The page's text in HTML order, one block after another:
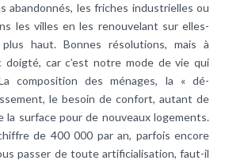
abandonnés, les friches industrielles ou
les villes en les renouvelant sur elles-
plus haut. Bonnes résolutions, mais à
car c’est notre mode de vie qui
composition des ménages, la « dé-
le besoin de confort, autant de
surface pour de nouveaux logements.
de 400 000 par an, parfois encore
passer de toute artificialisation, faut-il